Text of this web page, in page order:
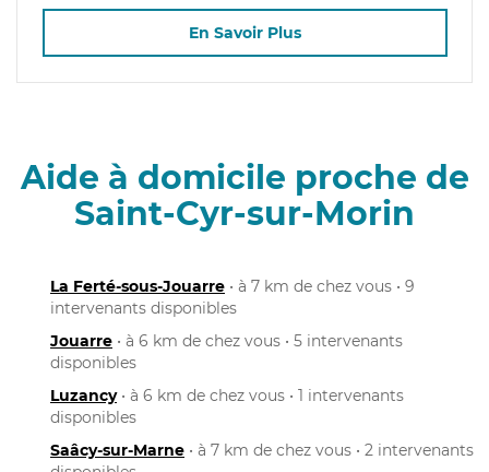
En Savoir Plus
Aide à domicile proche de
Saint-Cyr-sur-Morin
La Ferté-sous-Jouarre • à 7 km de chez vous • 9
intervenants disponibles
Jouarre • à 6 km de chez vous • 5 intervenants
disponibles
Luzancy• à 6 km de chez vous • 1 intervenants
disponibles
Saâcy-sur-Marne • à 7 km de chez vous • 2 intervenants